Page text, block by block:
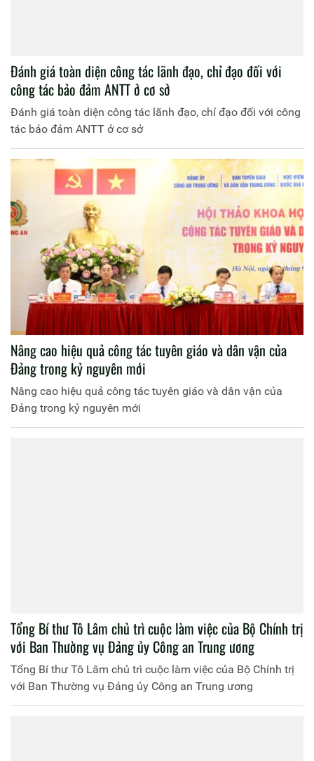
Đánh giá toàn diện công tác lãnh đạo, chỉ đạo đối với
công tác bảo đảm ANTT ở cơ sở
Đánh giá toàn diện công tác lãnh đạo, chỉ đạo đối với công
tác bảo đảm ANTT ở cơ sở
Nâng cao hiệu quả công tác tuyên giáo và dân vận của
Đảng trong kỷ nguyên mới
Nâng cao hiệu quả công tác tuyên giáo và dân vận của
Đảng trong kỷ nguyên mới
Tổng Bí thư Tô Lâm chủ trì cuộc làm việc của Bộ Chính trị
với Ban Thường vụ Đảng ủy Công an Trung ương
Tổng Bí thư Tô Lâm chủ trì cuộc làm việc của Bộ Chính trị
với Ban Thường vụ Đảng ủy Công an Trung ương